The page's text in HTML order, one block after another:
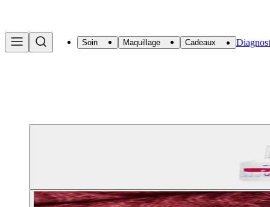
Soin Maquillage Cadeaux